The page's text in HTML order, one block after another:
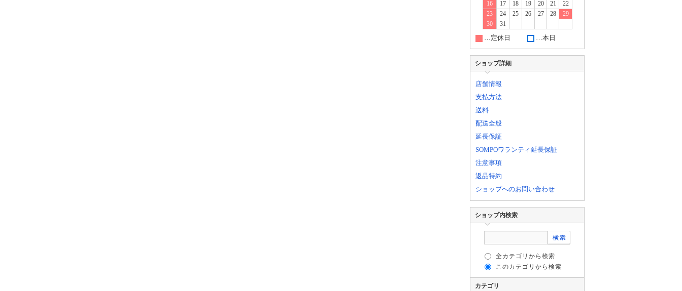
16
17 18 19 20 21
22
23
24 25 26 27 28
29
30
31
…定休日 …本日
ショップ詳細
店舗情報
支払方法
送料
配送全般
延長保証
SOMPOワランティ延長保証
注意事項
返品特約
ショップへのお問い合わせ
ショップ内検索
全カテゴリから検索
このカテゴリから検索
カテゴリ